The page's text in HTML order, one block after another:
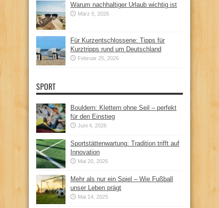
Warum nachhaltiger Urlaub wichtig ist
März 5, 2026
Für Kurzentschlossene: Tipps für
Kurztripps rund um Deutschland
Februar 25, 2026
SPORT
Bouldern: Klettern ohne Seil – perfekt
für den Einstieg
Juni 4, 2026
Sportstättenwartung: Tradition trifft auf
Innovation
Mai 20, 2026
Mehr als nur ein Spiel – Wie Fußball
unser Leben prägt
Mai 14, 2025